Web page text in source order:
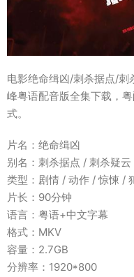
电影绝命缉凶/刺杀据点/
峰粤语配音版全集下载，
式。
片名：绝命缉凶
别名：刺杀据点 / 刺杀疑
类型：剧情 / 动作 / 惊悚 /
片长：90分钟
语言：粤语+中文字幕
格式：MKV
容量：2.7GB
分辨率：1920*800